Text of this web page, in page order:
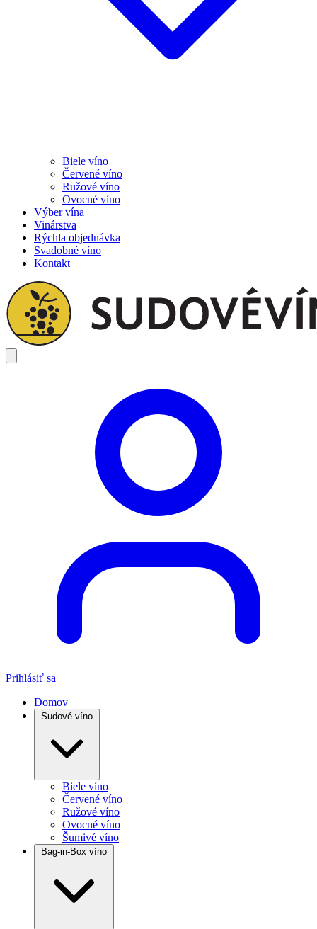
Biele víno
Červené víno
Ružové víno
Ovocné víno
Výber vína
Vinárstva
Rýchla objednávka
Svadobné víno
Kontakt
Prihlásiť sa
Domov
Sudové víno
Biele víno
Červené víno
Ružové víno
Ovocné víno
Šumivé víno
Bag-in-Box víno